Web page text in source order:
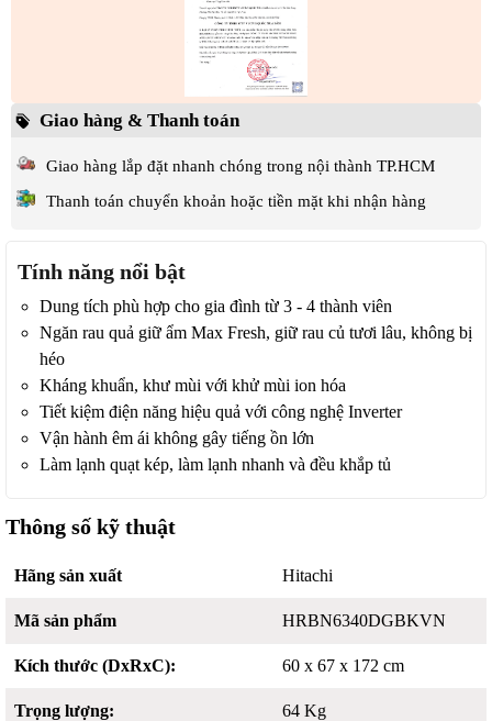
Giao hàng & Thanh toán
Giao hàng lắp đặt nhanh chóng trong nội thành TP.HCM
Thanh toán chuyển khoản hoặc tiền mặt khi nhận hàng
Tính năng nổi bật
Dung tích phù hợp cho gia đình từ 3 - 4 thành viên
Ngăn rau quả giữ ẩm Max Fresh, giữ rau củ tươi lâu, không bị
héo
Kháng khuẩn, khư mùi với khử mùi ion hóa
Tiết kiệm điện năng hiệu quả với công nghệ Inverter
Vận hành êm ái không gây tiếng ồn lớn
Làm lạnh quạt kép, làm lạnh nhanh và đều khắp tủ
Thông số kỹ thuật
Hãng sản xuất Hitachi
Mã sản phẩm HRBN6340DGBKVN
Kích thước (DxRxC): 60 x 67 x 172 cm
Trọng lượng: 64 Kg